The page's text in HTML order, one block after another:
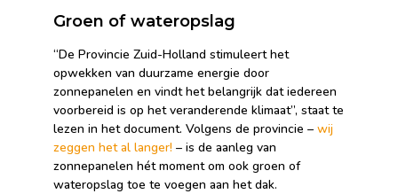
Groen of wateropslag
“De Provincie Zuid-Holland stimuleert het
opwekken van duurzame energie door
zonnepanelen en vindt het belangrijk dat iedereen
voorbereid is op het veranderende klimaat”, staat te
lezen in het document. Volgens de provincie – wij
zeggen het al langer! – is de aanleg van
zonnepanelen hét moment om ook groen of
wateropslag toe te voegen aan het dak.